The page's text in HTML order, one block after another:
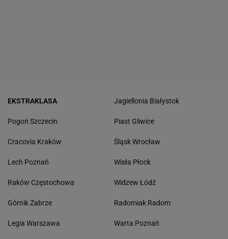
EKSTRAKLASA
Pogoń Szczecin
Cracovia Kraków
Lech Poznań
Raków Częstochowa
Górnik Zabrze
Legia Warszawa
Jagiellonia Białystok
Piast Gliwice
Śląsk Wrocław
Wisła Płock
Widzew Łódź
Radomiak Radom
Warta Poznań